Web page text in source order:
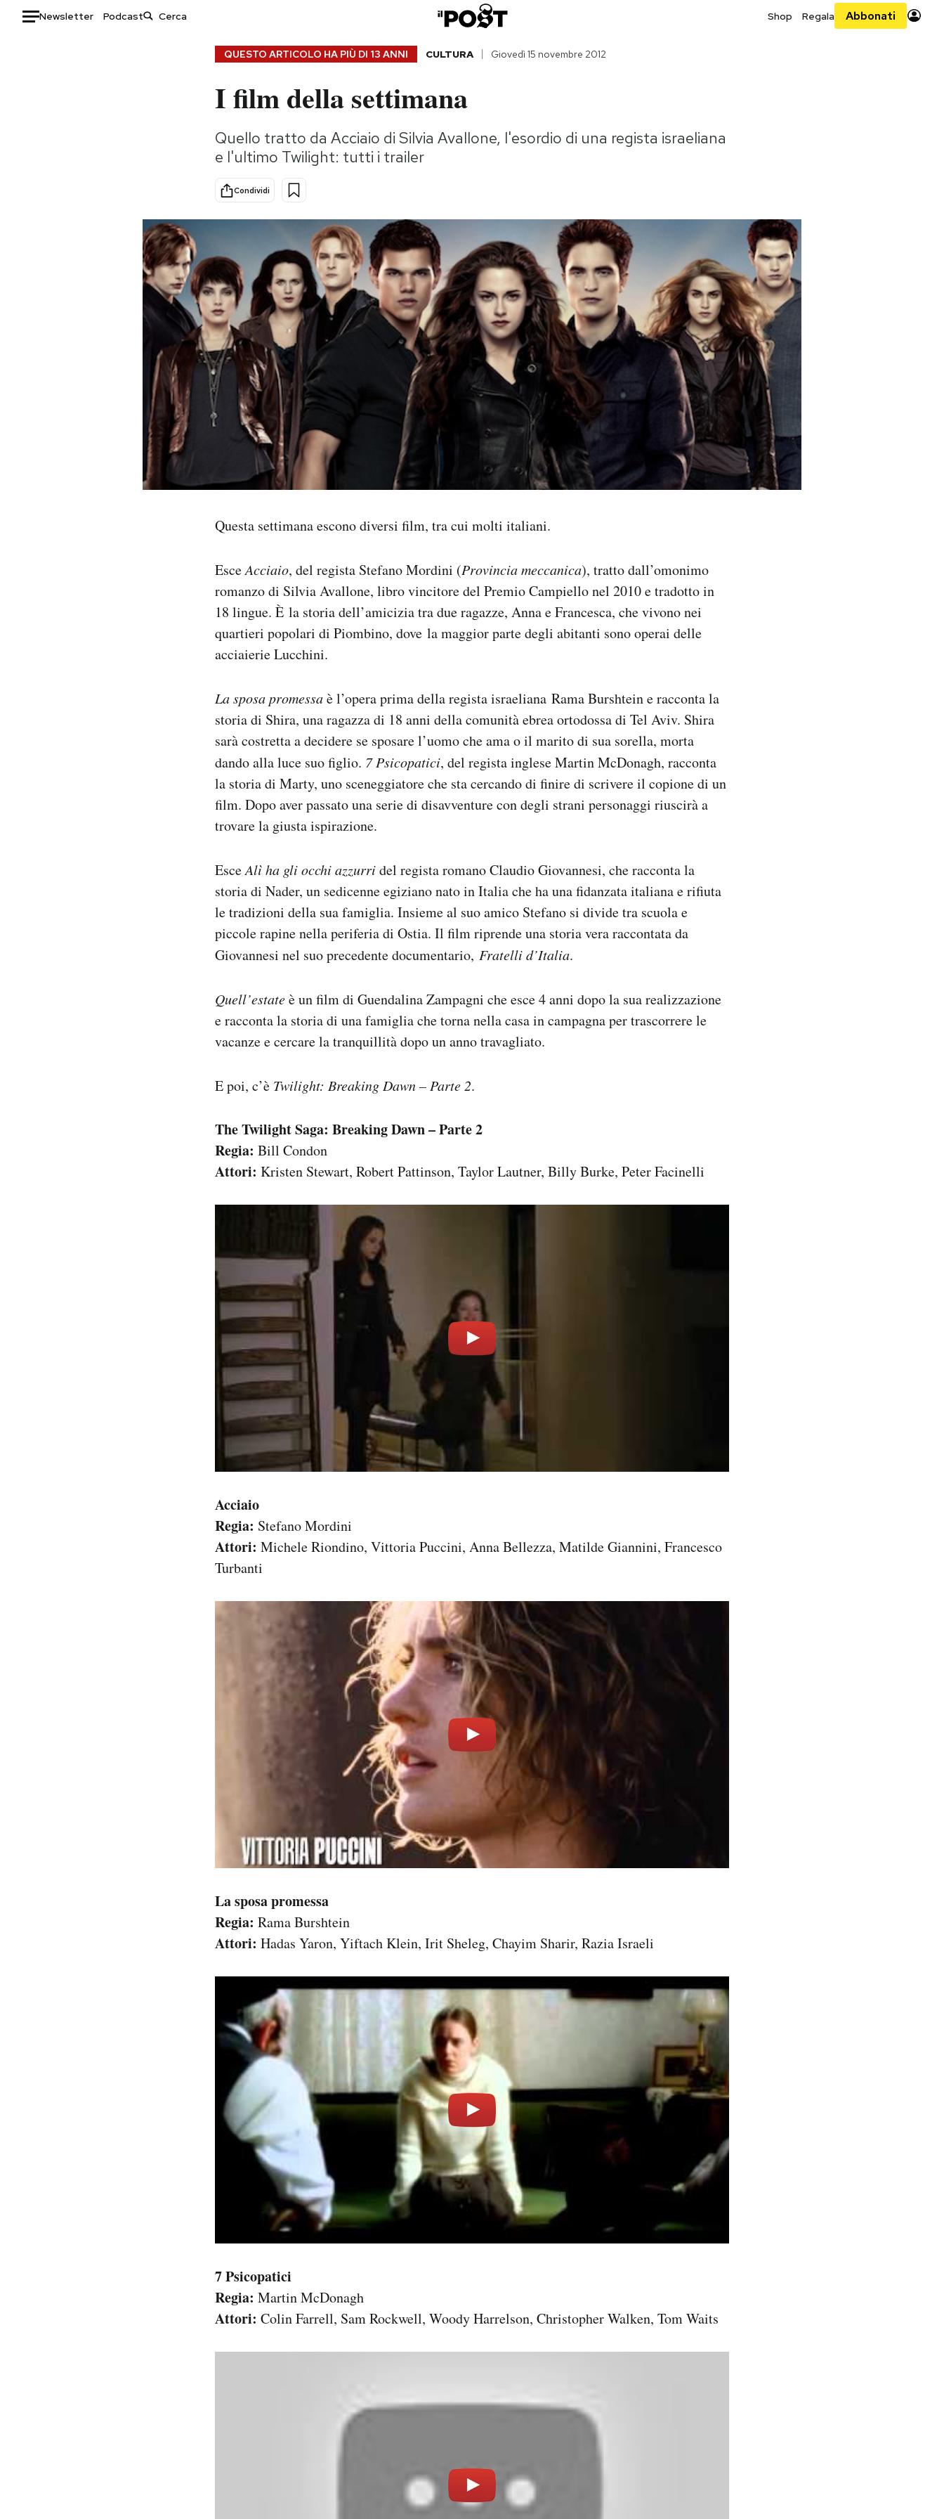
Newsletter Podcast Shop Regala Abbonati
Consumismi
Storie/Idee
Ok Boomer!
Media
Europa
Altrecose
Mondiali calcio 2026
QUESTO ARTICOLO HA PIÙ DI 13 ANNI CULTURA Giovedì 15 novembre 2012
I film della settimana
Quello tratto da Acciaio di Silvia Avallone, l'esordio di una regista israeliana
e l'ultimo Twilight: tutti i trailer
Condividi
Questa settimana escono diversi film, tra cui molti italiani.
EsceAcciaio, del regista Stefano Mordini (Provincia meccanica), tratto dall’omonimo
romanzo di Silvia Avallone, libro vincitore del Premio Campiello nel 2010 e tradotto in
18 lingue. È la storia dell’amicizia tra due ragazze, Anna e Francesca, che vivono nei
quartieri popolari di Piombino, dove la maggior parte degli abitanti sono operai delle
acciaierie Lucchini.
La sposa promessaè l’opera prima della regista israeliana Rama Burshtein e racconta la
storia di Shira, una ragazza di 18 anni della comunità ebrea ortodossa di Tel Aviv. Shira
sarà costretta a decidere se sposare l’uomo che ama o il marito di sua sorella, morta
dando alla luce suo figlio. 7 Psicopatici, del regista inglese Martin McDonagh, racconta
la storia di Marty, uno sceneggiatore che sta cercando di finire di scrivere il copione di un
film. Dopo aver passato una serie di disavventure con degli strani personaggi riuscirà a
trovare la giusta ispirazione.
EsceAlì ha gli occhi azzurridel regista romano Claudio Giovannesi, che racconta la
storia di Nader, un sedicenne egiziano nato in Italia che ha una fidanzata italiana e rifiuta
le tradizioni della sua famiglia. Insieme al suo amico Stefano si divide tra scuola e
piccole rapine nella periferia di Ostia. Il film riprende una storia vera raccontata da
Giovannesi nel suo precedente documentario, Fratelli d’Italia.
Quell’estateè un film di Guendalina Zampagni che esce 4 anni dopo la sua realizzazione
e racconta la storia di una famiglia che torna nella casa in campagna per trascorrere le
vacanze e cercare la tranquillità dopo un anno travagliato.
E poi, c’è Twilight: Breaking Dawn – Parte 2.
The Twilight Saga: Breaking Dawn – Parte 2
Regia: Bill Condon
Attori: Kristen Stewart, Robert Pattinson, Taylor Lautner, Billy Burke, Peter Facinelli
Acciaio
Regia: Stefano Mordini
Attori: Michele Riondino, Vittoria Puccini, Anna Bellezza, Matilde Giannini, Francesco
Turbanti
La sposa promessa
Regia: Rama Burshtein
Attori: Hadas Yaron, Yiftach Klein, Irit Sheleg, Chayim Sharir, Razia Israeli
7 Psicopatici
Regia: Martin McDonagh
Attori: Colin Farrell, Sam Rockwell, Woody Harrelson, Christopher Walken, Tom Waits